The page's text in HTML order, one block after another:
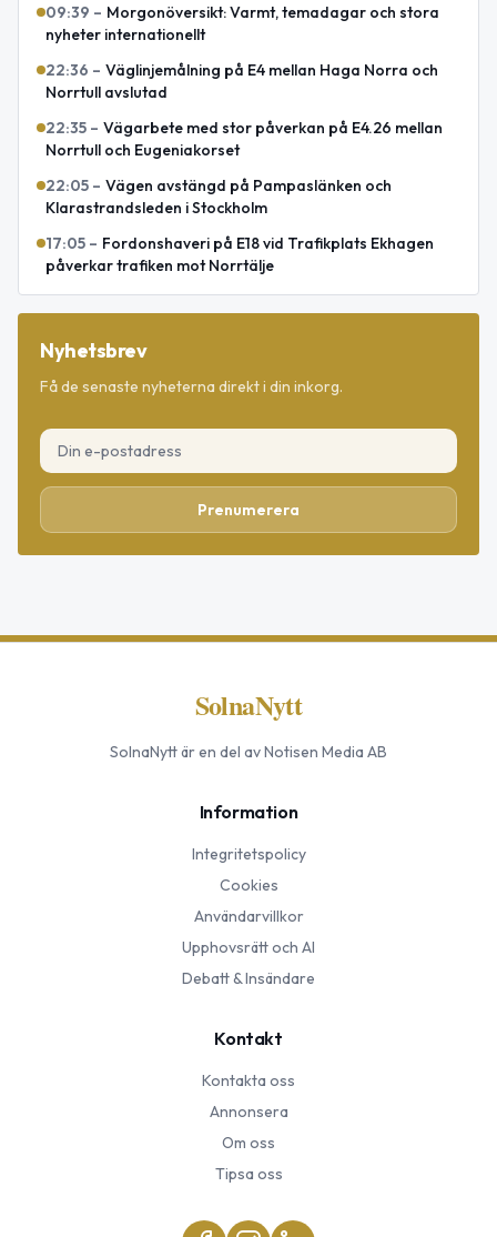
09:39 – Morgonöversikt: Varmt, temadagar och stora
nyheter internationellt
22:36 – Väglinjemålning på E4 mellan Haga Norra och
Norrtull avslutad
22:35 – Vägarbete med stor påverkan på E4.26 mellan
Norrtull och Eugeniakorset
22:05 – Vägen avstängd på Pampaslänken och
Klarastrandsleden i Stockholm
17:05 – Fordonshaveri på E18 vid Trafikplats Ekhagen
påverkar trafiken mot Norrtälje
Nyhetsbrev
Få de senaste nyheterna direkt i din inkorg.
Prenumerera
SolnaNytt
SolnaNyttär en del av Notisen Media AB
Information
Integritetspolicy
Cookies
Användarvillkor
Upphovsrätt och AI
Debatt & Insändare
Kontakt
Kontakta oss
Annonsera
Om oss
Tipsa oss